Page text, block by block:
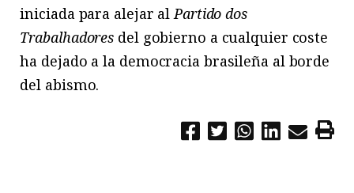
iniciada para alejar al Partido dos
Trabalhadores del gobierno a cualquier coste
ha dejado a la democracia brasileña al borde
del abismo.